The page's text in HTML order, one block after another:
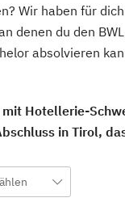
Wir haben für
denen du den
absolvieren
mit Hotellerie-
in Tirol,